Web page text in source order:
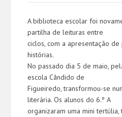
Utilizador não identificado. (Entrar
A biblioteca escolar foi
partilha de leituras entre
ciclos, com a apresentação de
histórias.
No passado dia 5 de maio,
escola Cândido de
Figueiredo, transformou-se
literária. Os alunos do 6.º A
organizaram uma mini